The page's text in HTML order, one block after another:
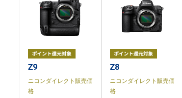
Z9
ニコンダイレクト販売価
格
Z8
ニコンダイレクト販売価
格